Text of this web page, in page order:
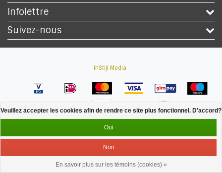
Infolettre
Suivez-nous
InStijl Media
Menu Se connecter
Veuillez accepter les cookies afin de rendre ce site plus fonctionnel. D'accord?
Oui
Non
En savoir plus sur les témoins (cookies) »